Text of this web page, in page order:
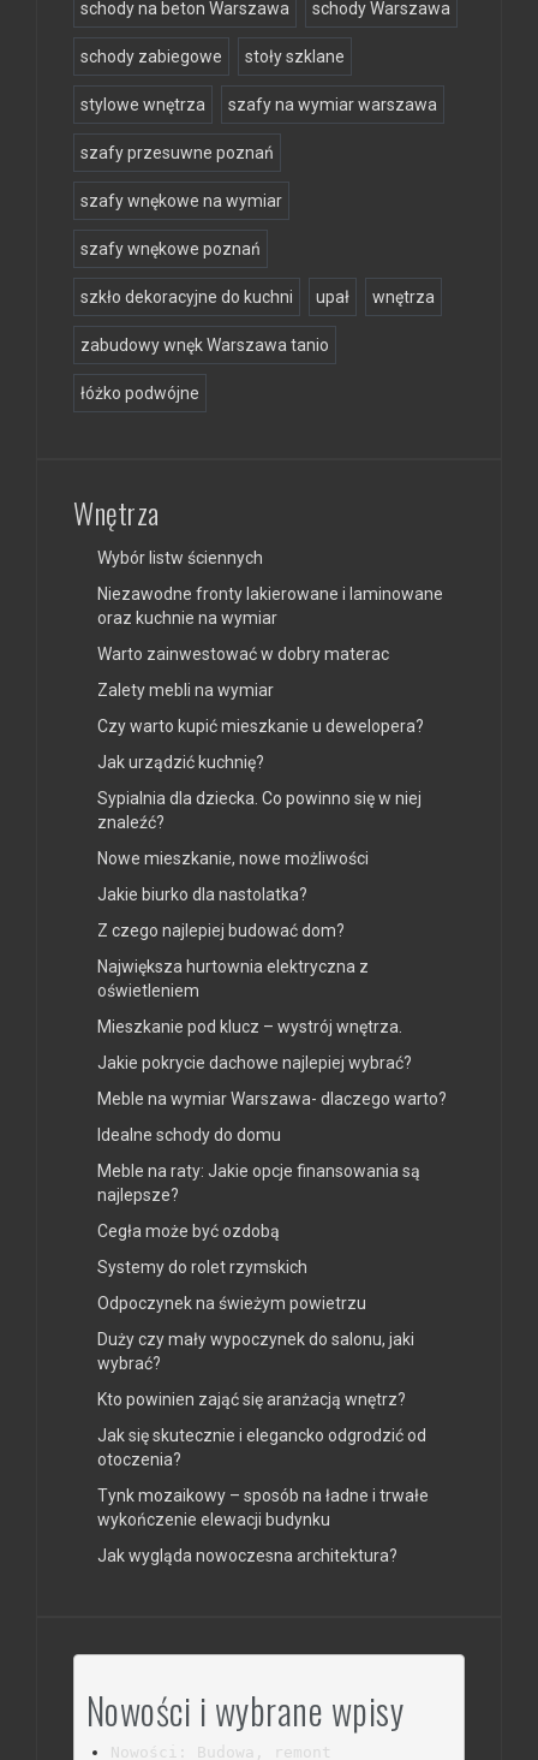
schody na beton Warszawa schody Warszawa
schody zabiegowe stoły szklane
stylowe wnętrza szafy na wymiar warszawa
szafy przesuwne poznań
szafy wnękowe na wymiar
szafy wnękowe poznań
szkło dekoracyjne do kuchni upał wnętrza
zabudowy wnęk Warszawa tanio
łóżko podwójne
Wnętrza
Wybór listw ściennych
Niezawodne fronty lakierowane i laminowane
oraz kuchnie na wymiar
Warto zainwestować w dobry materac
Zalety mebli na wymiar
Czy warto kupić mieszkanie u dewelopera?
Jak urządzić kuchnię?
Sypialnia dla dziecka. Co powinno się w niej
znaleźć?
Nowe mieszkanie, nowe możliwości
Jakie biurko dla nastolatka?
Z czego najlepiej budować dom?
Największa hurtownia elektryczna z
oświetleniem
Mieszkanie pod klucz – wystrój wnętrza.
Jakie pokrycie dachowe najlepiej wybrać?
Meble na wymiar Warszawa- dlaczego warto?
Idealne schody do domu
Meble na raty: Jakie opcje finansowania są
najlepsze?
Cegła może być ozdobą
Systemy do rolet rzymskich
Odpoczynek na świeżym powietrzu
Duży czy mały wypoczynek do salonu, jaki
wybrać?
Kto powinien zająć się aranżacją wnętrz?
Jak się skutecznie i elegancko odgrodzić od
otoczenia?
Tynk mozaikowy – sposób na ładne i trwałe
wykończenie elewacji budynku
Jak wygląda nowoczesna architektura?
Nowości i wybrane wpisy
Nowości: Budowa, remont